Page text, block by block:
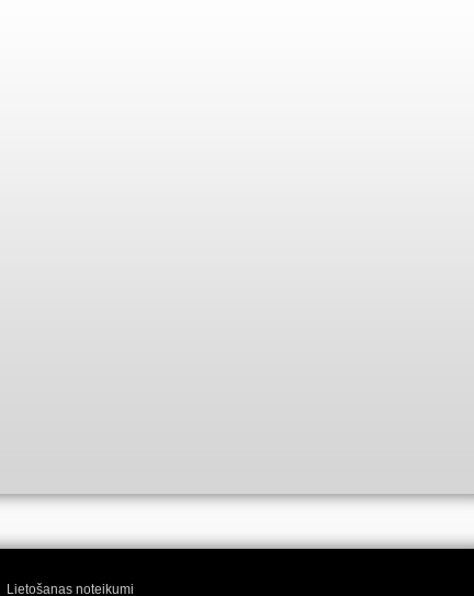
Lietošanas noteikumi